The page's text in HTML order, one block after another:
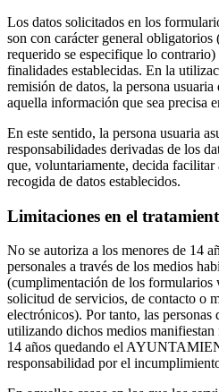
Los datos solicitados en los
son con carácter general obligatorios
requerido se especifique lo
finalidades establecidas. En la
remisión de datos, la persona
aquella información que sea precisa
En este sentido, la persona usuaria
responsabilidades derivadas de los
que, voluntariamente, decida facilitar
recogida de datos establecidos.
Limitaciones en el
No se autoriza a los menores de 14
personales a través de los medios
(cumplimentación de los formularios
solicitud de servicios, de contacto o
electrónicos). Por tanto, las personas
utilizando dichos medios manifiestan
14 años quedando el
responsabilidad por el